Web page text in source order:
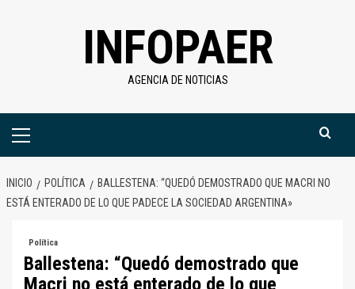
INFOPAER
AGENCIA DE NOTICIAS
Menú
INICIO POLÍTICA
BALLESTENA: “QUEDÓ DEMOSTRADO QUE MACRI NO
ESTÁ ENTERADO DE LO QUE PADECE LA SOCIEDAD ARGENTINA»
Política
Ballestena: “Quedó demostrado que
Macri no está enterado de lo que